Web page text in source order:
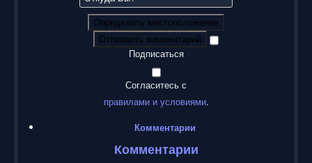
Определить местоположение
Отправить комментарий
Подписаться
Согласитесь с
правилами и условиями.
Комментарии
Комментарии